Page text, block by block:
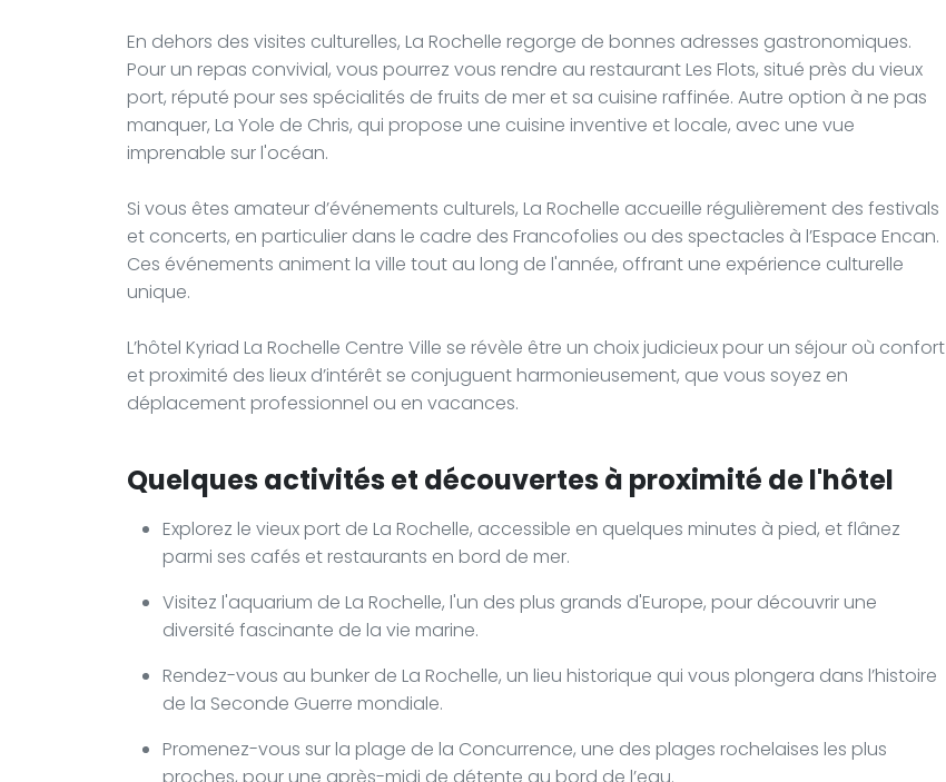
En dehors des visites culturelles, La Rochelle regorge de bonnes adresses gastronomiques.
Pour un repas convivial, vous pourrez vous rendre au restaurant Les Flots, situé près du vieux
port, réputé pour ses spécialités de fruits de mer et sa cuisine raffinée. Autre option à ne pas
manquer, La Yole de Chris, qui propose une cuisine inventive et locale, avec une vue
imprenable sur l'océan.
Si vous êtes amateur d’événements culturels, La Rochelle accueille régulièrement des festivals
et concerts, en particulier dans le cadre des Francofolies ou des spectacles à l’Espace Encan.
Ces événements animent la ville tout au long de l'année, offrant une expérience culturelle
unique.
L’hôtel Kyriad La Rochelle Centre Ville se révèle être un choix judicieux pour un séjour où confort
et proximité des lieux d’intérêt se conjuguent harmonieusement, que vous soyez en
déplacement professionnel ou en vacances.
Quelques activités et découvertes à proximité de l'hôtel
Explorez le vieux port de La Rochelle, accessible en quelques minutes à pied, et flânez
parmi ses cafés et restaurants en bord de mer.
Visitez l'aquarium de La Rochelle, l'un des plus grands d'Europe, pour découvrir une
diversité fascinante de la vie marine.
Rendez-vous au bunker de La Rochelle, un lieu historique qui vous plongera dans l’histoire
de la Seconde Guerre mondiale.
Promenez-vous sur la plage de la Concurrence, une des plages rochelaises les plus
proches, pour une après-midi de détente au bord de l’eau.